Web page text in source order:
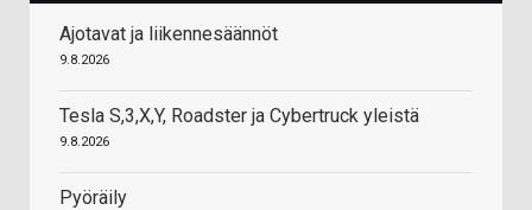
Ajotavat ja liikennesäännöt
9.8.2026
Tesla S,3,X,Y, Roadster ja Cybertruck yleistä
9.8.2026
Pyöräily